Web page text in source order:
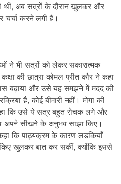
अब सत्रों के दौरान खुलकर और
चर्चा करने लगी हैं।
ने भी सत्रों को लेकर सकारात्मक
की छात्रा कोमल प्रीत कौर ने कहा
बढ़ाया और उसे यह समझने में मदद की
है, कोई बीमारी नहीं। मोगा की
कि उसे ये सत्र बहुत रोचक लगे और
अपने सीखने के अनुभव साझा किए।
कि पाठ्यक्रम के कारण लड़कियाँ
किए खुलकर बात कर सकीं, क्योंकि इससे